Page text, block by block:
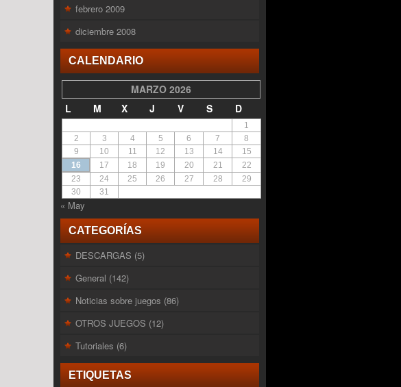
febrero 2009
diciembre 2008
CALENDARIO
MARZO 2026
L
M X J V S D
1
2
3 4 5 6 7
8
9
10 11 12 13 14
15
16
17 18 19 20 21
22
23
24 25 26 27 28
29
30
31
« May
CATEGORÍAS
DESCARGAS (5)
General (142)
Noticias sobre juegos (86)
OTROS JUEGOS (12)
Tutoriales (6)
ETIQUETAS